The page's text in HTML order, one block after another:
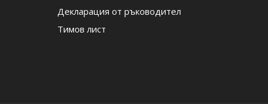
Декларация от ръководител
Тимов лист